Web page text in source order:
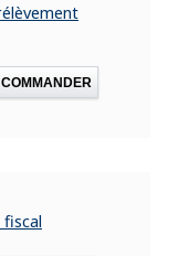
COMMANDER